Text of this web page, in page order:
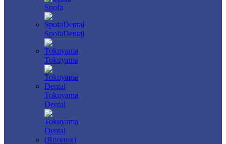
Spofa
SpofaDental
Tokuyama
Tokuyama
Dental